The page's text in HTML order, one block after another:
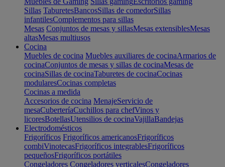
Sillas TaburetesBancosSillas de comedorSillas
infantilesComplementos para sillas
Mesas Conjuntos de mesas y sillasMesas extensiblesMesas
altasMesas multiusos
Cocina
Muebles de cocina Muebles auxiliares de cocinaArmarios de
cocinaConjuntos de mesas y sillas de cocinaMesas de
cocinaSillas de cocinaTaburetes de cocinaCocinas
modularesCocinas completas
Cocinas a medida
Accesorios de cocina MenajeServicio de
mesaCuberteríaCuchillos para chefVinos y
licoresBotellasUtensilios de cocinaVajillaBandejas
Electrodomésticos
Frigoríficos Frigoríficos americanosFrigoríficos
combiVinotecasFrigoríficos integrablesFrigoríficos
pequeñosFrigoríficos portátiles
Congeladores Congeladores verticalesCongeladores